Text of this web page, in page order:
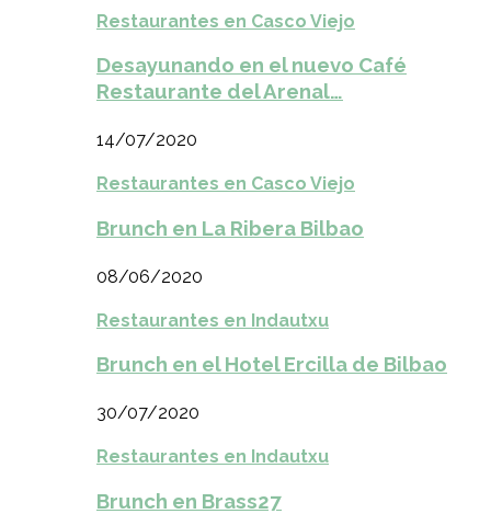
Restaurantes en Casco Viejo
Desayunando en el nuevo Café
Restaurante del Arenal…
14/07/2020
Restaurantes en Casco Viejo
Brunch en La Ribera Bilbao
08/06/2020
Restaurantes en Indautxu
Brunch en el Hotel Ercilla de Bilbao
30/07/2020
Restaurantes en Indautxu
Brunch en Brass27